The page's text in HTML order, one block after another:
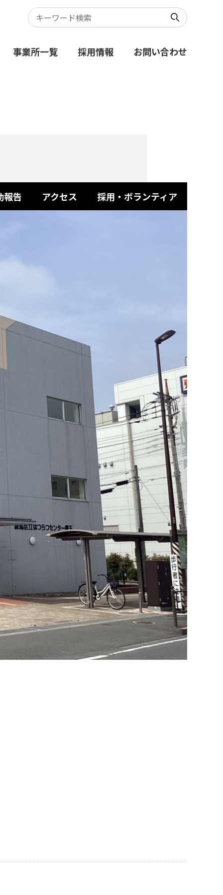
事業所一覧 採用情報 お問い合わせ
報告 アクセス 採用・ボランティア